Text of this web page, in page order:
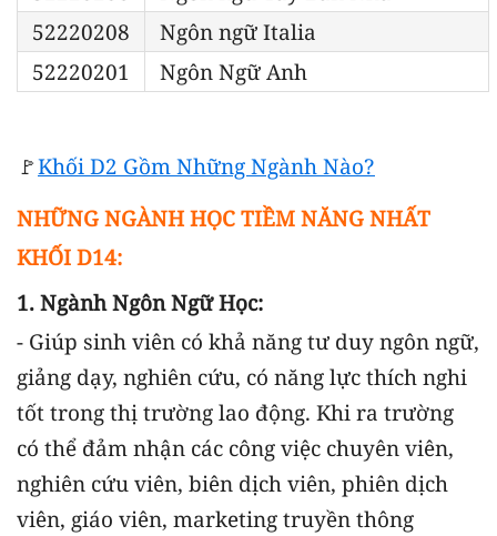
52220208
Ngôn ngữ Italia
52220201
Ngôn Ngữ Anh
🚩Khối D2 Gồm Những Ngành Nào?
NHỮNG NGÀNH HỌC TIỀM NĂNG NHẤT
KHỐI D14:
1. Ngành Ngôn Ngữ Học:
- Giúp sinh viên có khả năng tư duy ngôn ngữ,
giảng dạy, nghiên cứu, có năng lực thích nghi
tốt trong thị trường lao động. Khi ra trường
có thể đảm nhận các công việc chuyên viên,
nghiên cứu viên, biên dịch viên, phiên dịch
viên, giáo viên, marketing truyền thông